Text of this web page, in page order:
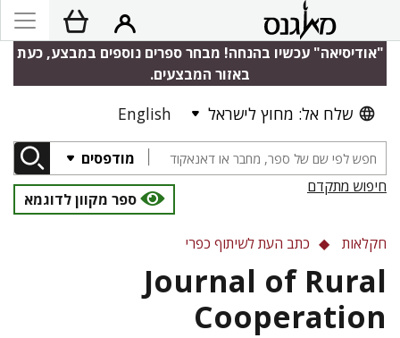
"אודיסיאה" עכשיו בהנחה! מבחר ספרים נוספים במבצע, כעת
באזור המבצעים.
שלח אל: מחוץ לישראל English
מודפסים
חיפוש מתקדם
ספר מקוון לדוגמא
חקלאות כתב העת לשיתוף כפרי
Journal of Rural
Cooperation